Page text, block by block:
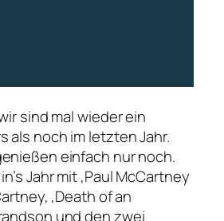
sind mal wieder ein
als noch im letzten Jahr.
einfach nur noch.
Jahr mit ‚Paul McCartney
‚Death of an
und den zwei